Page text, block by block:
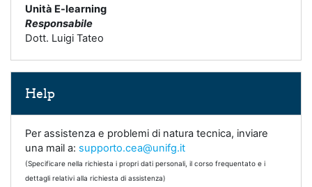
Unità E-learning
Responsabile
Dott. Luigi Tateo
Help
Per assistenza e problemi di natura tecnica, inviare
una mail a: supporto.cea@unifg.it
(Specificare nella richiesta i propri dati personali, il corso frequentato e i
dettagli relativi alla richiesta di assistenza)